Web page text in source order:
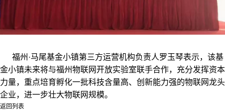
福州·马尾基金小镇第三方运营机构负责人罗玉琴表示，该基
金小镇未来将与福州物联网开放实验室联手合作，充分发挥资本
力量，重点培育孵化一批科技含量高、创新能力强的物联网龙头
企业，进一步壮大物联网规模。
返回列表